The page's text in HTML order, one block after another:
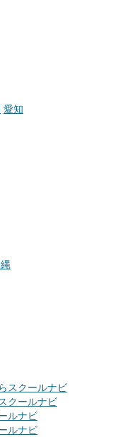
愛知
スクールナビ
クールナビ
ルナビ
ルナビ